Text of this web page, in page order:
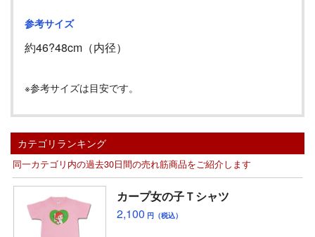
参考サイズ
約46?48cm （内径）
※参考サイズは目安です。
カテゴリランキング
同一カテゴリ内の過去30日間の売れ筋商品をご紹介します
カープ女の子Ｔシャツ
2,100 円（税込）